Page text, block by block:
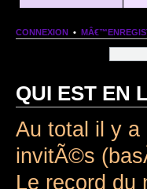
CONNEXION •
QUI EST EN
Au total il y a
invitÃ©s
Le record